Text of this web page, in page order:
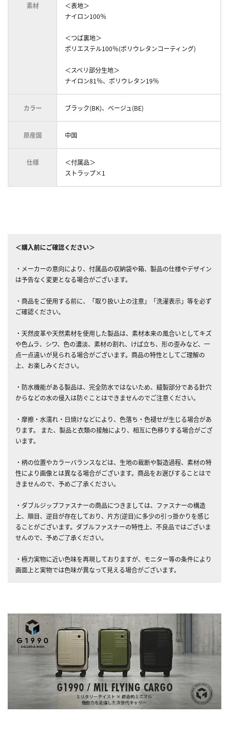
素材
＜表地＞
ナイロン100％
＜つば裏地＞
ポリエステル100％(ポリウレタンコーティング)
＜スベリ部分生地＞
ナイロン81％、ポリウレタン19％
カラー ブラック(BK)、ベージュ(BE)
原産国 中国
仕様
＜付属品＞
ストラップ×1
＜購入前にご確認ください＞
・メーカーの意向により、付属品の収納袋や箱、製品の仕様やデザイン
は予告なく変更となる場合がございます。
・商品をご使用する前に、「取り扱い上の注意」「洗濯表示」等を必ず
ご確認ください。
・天然皮革や天然素材を使用した製品は、素材本来の風合いとしてキズ
や色ムラ、シワ、色の濃淡、素材の割れ、けば立ち、形の歪みなど、一
点一点違いが見られる場合がございます。商品の特性としてご理解の
上、お楽しみください。
・防水機能がある製品は、完全防水ではないため、縫製部分である針穴
からなどの水の侵入は防ぐことはできませんのでご注意ください。
・摩擦・水濡れ・日焼けなどにより、色落ち・色褪せが生じる場合があ
ります。 また、製品と衣類の接触により、相互に色移りする場合がござ
います。
・柄の位置やカラーバランスなどは、生地の裁断や製造過程、素材の特
性により画像とは異なる場合がございます。商品をお選びすることはで
きませんので、予めご了承ください。
・ダブルジップファスナーの商品につきましては、ファスナーの構造
上、順目、逆目が存在しており、片方(逆目)に多少の引っ掛かりを感じ
ることがございます。ダブルファスナーの特性上、不良品ではございま
せんので、予めご了承ください。
・極力実物に近い色味を再現しておりますが、モニター等の条件により
画面上と実物では色味が異なって見える場合がございます。